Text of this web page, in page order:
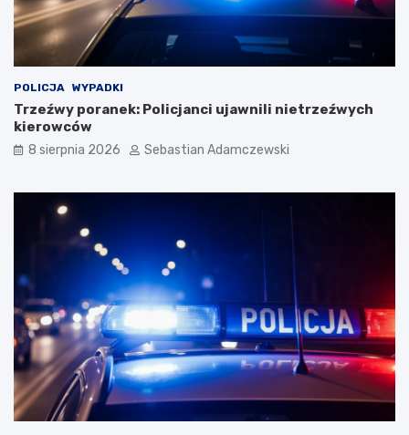
POLICJA WYPADKI
Trzeźwy poranek: Policjanci ujawnili nietrzeźwych
kierowców
8 sierpnia 2026 Sebastian Adamczewski